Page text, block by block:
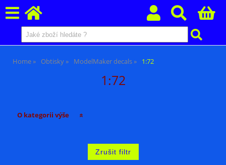
Home Obtisky ModelMaker decals 1:72
1:72
O kategorii výše